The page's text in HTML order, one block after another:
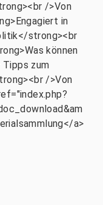
/>Von
in
strong><br
können
zum
/>Von
a>